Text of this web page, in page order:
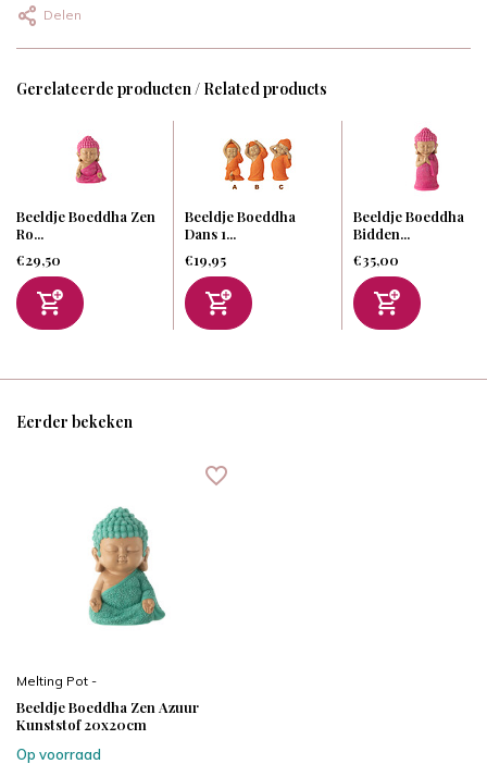
Delen
Gerelateerde producten / Related products
Beeldje Boeddha Zen
Ro...
€29,50
Beeldje Boeddha
Dans 1...
€19,95
Beeldje Boeddha
Bidden...
€35,00
Eerder bekeken
Melting Pot -
Beeldje Boeddha Zen Azuur
Kunststof 20x20cm
Op voorraad